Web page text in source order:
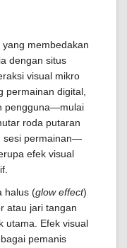
membedakan
dengan situs
visual mikro
permainan digital,
pengguna—mulai
roda putaran
sesi permainan—
efek visual
halus (glow effect)
atau jari tangan
utama. Efek visual
pemanis